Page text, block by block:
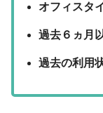
オフィスタ
過去６ヵ月
過去の利用